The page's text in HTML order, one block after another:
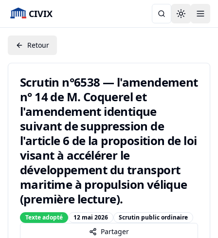
CIVIX Toggle
Retour
Scrutin n°6538 — l'amendement
n° 14 de M. Coquerel et
l'amendement identique
suivant de suppression de
l'article 6 de la proposition de loi
visant à accélérer le
développement du transport
maritime à propulsion vélique
(première lecture).
Texte adopté 12 mai 2026 Scrutin public ordinaire
Partager